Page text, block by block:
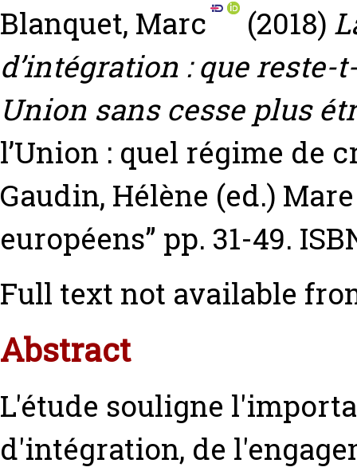
Blanquet, Marc (2018)
d’intégration : que
Union sans cesse plus
l’Union : quel régime de
Gaudin, Hélène (ed.)
européens” pp. 31-49.
Full text not available
Abstract
L'étude souligne
d'intégration, de